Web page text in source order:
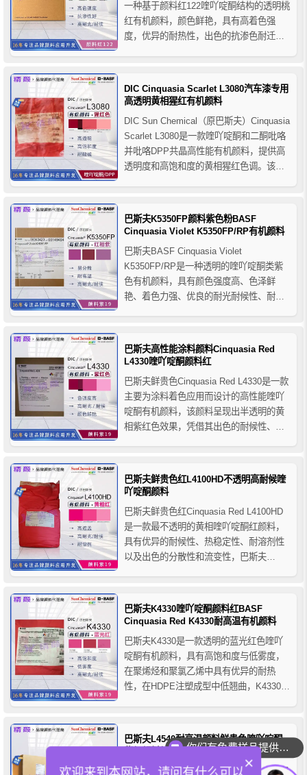
一种基于颜料红122喹吖啶酮结构的透明桃
红有机颜料，颜色鲜艳，具有高着色强
度，优异的耐热性，出色的抗渗色耐迁移
业的着色，也推荐用于种衣剂的着色，适
用于溶剂型柔性版/凹版油墨、水性柔性版/
DIC Cinquasia Scarlet L3080汽车漆专用
高透明黄相猩红有机颜料
DIC Sun Chemical（原巴斯夫）Cinquasia
Scarlet L3080是一款喹吖啶酮和二酮吡咯
并吡咯DPP共晶高性能有机颜料，提供高
透明度和高饱和度的黄相猩红色调。该颜
涂性和色彩稳定性。
巴斯夫K5350FP颜料紫色粉BASF
Cinquasia Violet K5350FP/RP有机颜料
巴斯夫BASF Cinquasia Violet
K5350FP/RP是一种透明的喹吖啶酮类紫
色有机颜料，具有颜色强度高、色泽鲜
艳、着色力强、优良的耐光耐候性、耐溶
成型中低翘曲，特别推荐用于PP和PES纤
维，橡胶和聚氨酯等聚合物的着色应用。
巴斯夫高性能涂料颜料Cinquasia Red
L4330喹吖啶酮颜料红
巴斯夫鲜贵色Cinquasia Red L4330是一款
主要为涂料着色应用而设计的高性能喹吖
啶酮有机颜料，该颜料呈现出半透明的黄
相紫红色效果，凭借其出色的耐候性、耐
巴斯夫鲜贵色红L4100HD不透明高耐候喹
吖啶酮颜料
巴斯夫鲜贵色红Cinquasia Red L4100HD
是一款最不透明的黄相喹吖啶酮红颜料，
具有优异的耐候性、热稳定性、耐溶剂性
以及出色的分散性和流变性，巴斯夫
料如254红搭配出蓝相红实色漆，由于其出
色的耐候性，强烈推荐将其用于需要最高
巴斯夫K4330喹吖啶酮颜料红BASF
Cinquasia Red K4330耐高温有机颜料
巴斯夫K4330是一款透明的蓝光红色喹吖
啶酮有机颜料，具有高饱和度与低雾度，
在聚烯烃和聚氯乙烯中具有优异的耐热
性，在HDPE注塑成型中低翘曲，K4330色
高质量的聚氨酯应用，推荐为大多数聚氯
乙烯和聚烯烃的着色应用，包括户外产
巴斯夫L4540耐高温颜料鲜贵色喹吖啶酮
巴斯夫鲜贵色Cinquasia Magenta L4540是
你们有免费样品提供吗？
×
欢迎来到本网站，请问有什么可以